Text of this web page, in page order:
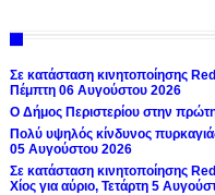
Σε κατάσταση κινητοποίησης
Πέμπτη 06 Αυγούστου 2026
Ο Δήμος Περιστερίου στην
Πολύ υψηλός κίνδυνος
05 Αυγούστου 2026
Σε κατάσταση κινητοποίησης
Χίος για αύριο, Τετάρτη 5